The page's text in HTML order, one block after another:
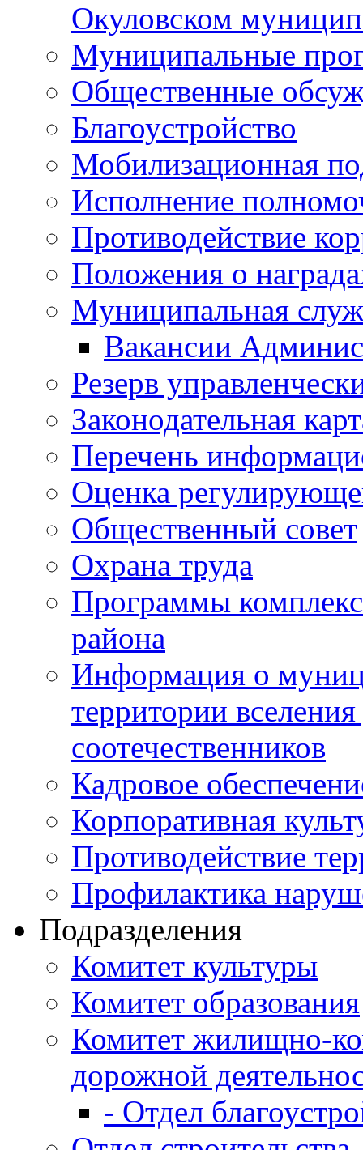
Окуловском
Муниципальные
Общественные
Благоустройство
Мобилизационная
Исполнение
Противодействие
Положения о
Муниципальная
Вакансии
Резерв
Законодательная
Перечень
Оценка
Общественный совет
Охрана труда
Программы
района
Информация о
территории
соотечественников
Кадровое
Корпоративная
Противодействие
Профилактика
Подразделения
Комитет культуры
Комитет образования
Комитет жилищно-
дорожной
- Отдел